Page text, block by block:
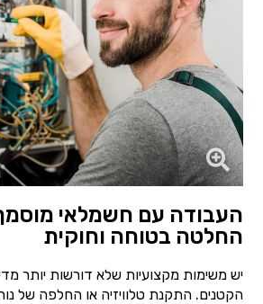
העבודה עם חשמלאי
החלטה בטוחה וחוקית
יש משימות מקצועיות שלא דורשות יותר
הקטנים. התקנת טלוויזיה או החלפה של